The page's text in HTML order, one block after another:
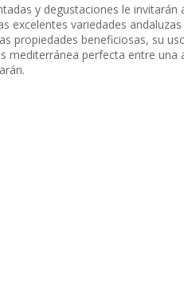
y degustaciones le
excelentes variedades
propiedades beneficiosas, su
mediterránea perfecta entre una